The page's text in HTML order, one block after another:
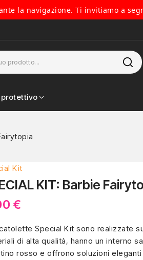
la navigazione. Ti invitiamo a
Kit
KIT: Barbie
€
Special Kit sono realizzate
di alta qualità, hanno un interno
rosso e offrono soluzioni